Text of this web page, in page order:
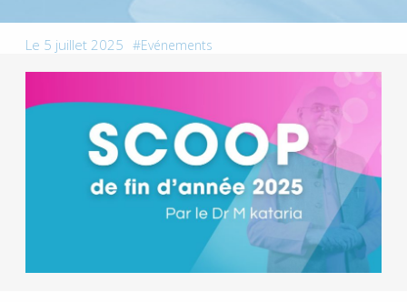
Le 5 juillet 2025 Evénements